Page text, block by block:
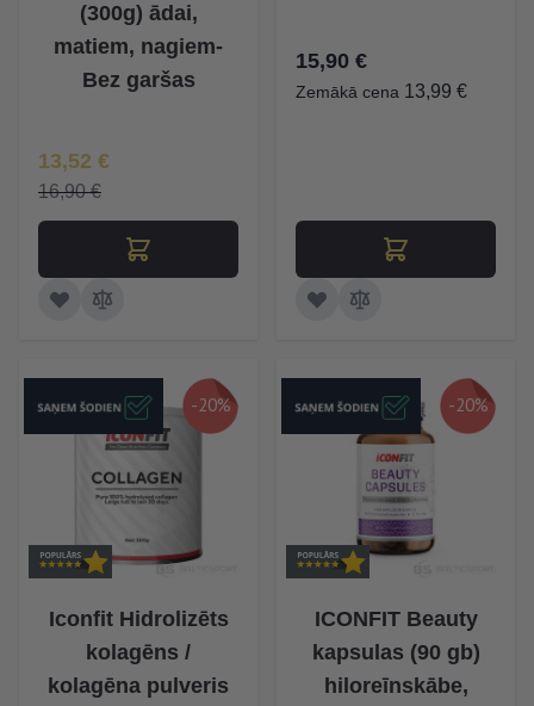
(300g) ādai,
matiem, nagiem-
Bez garšas
Īpaša Cena
13,52 €
16,90 €
15,90 €
Zemākā cena 13,99 €
-20%
Iconfit Hidrolizēts
kolagēns /
kolagēna pulveris
-20%
ICONFIT Beauty
kapsulas (90 gb)
hiloreīnskābe,